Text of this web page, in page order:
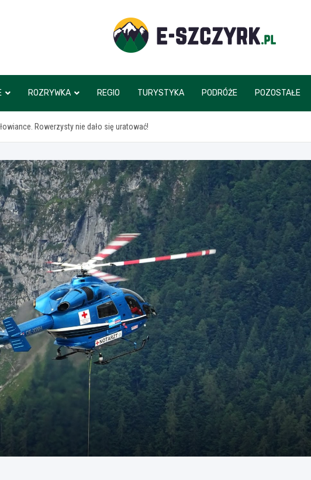
e-szczyrk.pl
ROZRYWKA REGIO TURYSTYKA PODRÓŻE POZOSTAŁE
Rowerzysty nie dało się uratować!